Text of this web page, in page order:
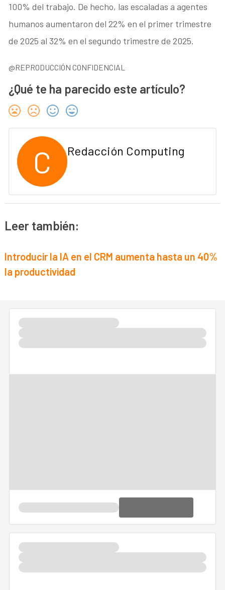
100% del trabajo. De hecho, las escaladas a agentes
humanos aumentaron del 22% en el primer trimestre
de 2025 al 32% en el segundo trimestre de 2025.
@REPRODUCCIÓN CONFIDENCIAL
¿Qué te ha parecido este artículo?
C Redacción Computing
Leer también:
Introducir la IA en el CRM aumenta hasta un 40%
la productividad